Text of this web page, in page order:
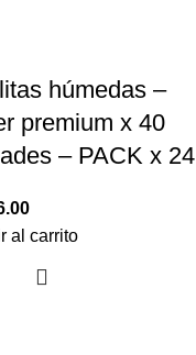
húmedas –
premium x 40
– PACK x 24
al carrito